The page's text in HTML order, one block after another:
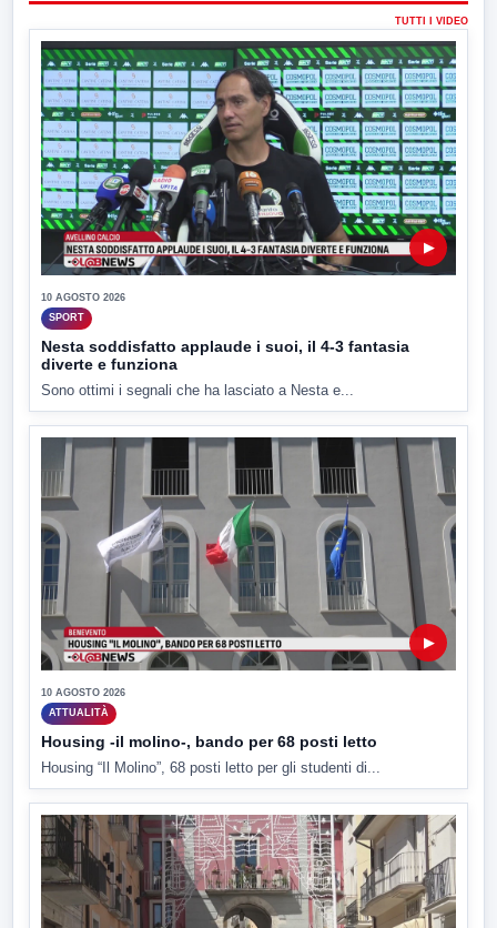
TUTTI I VIDEO
▶
10 AGOSTO 2026
SPORT
Nesta soddisfatto applaude i suoi, il 4-3 fantasia
diverte e funziona
Sono ottimi i segnali che ha lasciato a Nesta e...
▶
10 AGOSTO 2026
ATTUALITÀ
Housing -il molino-, bando per 68 posti letto
Housing “Il Molino”, 68 posti letto per gli studenti di...